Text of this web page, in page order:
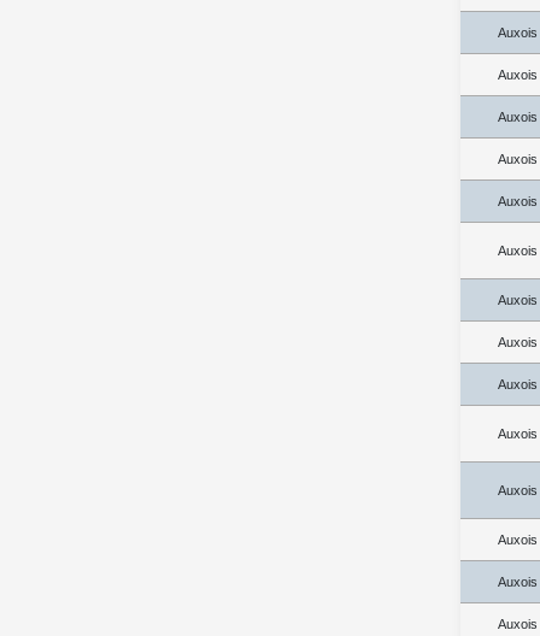
Auxois
Auxois
Auxois
Auxois
Auxois
Auxois
Auxois
Auxois
Auxois
Auxois
Auxois
Auxois
Auxois
Auxois